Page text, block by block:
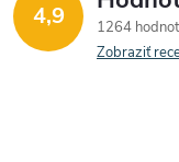
4,9
1264
Zobraziť